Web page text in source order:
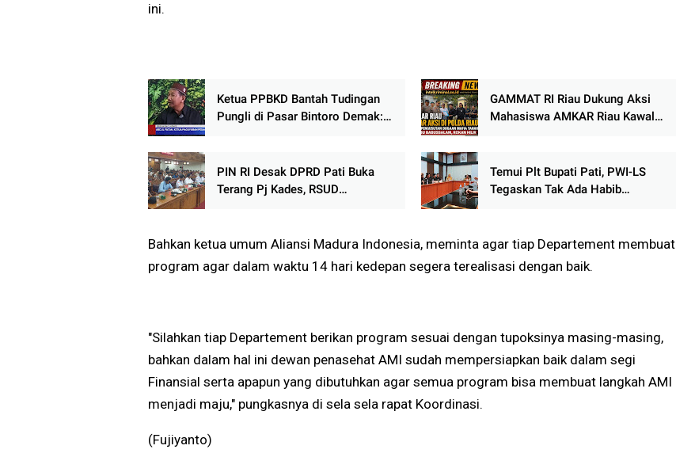
ini.
Ketua PPBKD Bantah Tudingan
Pungli di Pasar Bintoro Demak:
GAMMAT RI Riau Dukung Aksi
Mahasiswa AMKAR Riau Kawal
PIN RI Desak DPRD Pati Buka
Terang Pj Kades, RSUD
Temui Plt Bupati Pati, PWI-LS
Tegaskan Tak Ada Habib
Bahkan ketua umum Aliansi Madura Indonesia, meminta agar tiap Departement membuat
program agar dalam waktu 14 hari kedepan segera terealisasi dengan baik.
"Silahkan tiap Departement berikan program sesuai dengan tupoksinya masing-masing,
bahkan dalam hal ini dewan penasehat AMI sudah mempersiapkan baik dalam segi
Finansial serta apapun yang dibutuhkan agar semua program bisa membuat langkah AMI
menjadi maju," pungkasnya di sela sela rapat Koordinasi.
(Fujiyanto)